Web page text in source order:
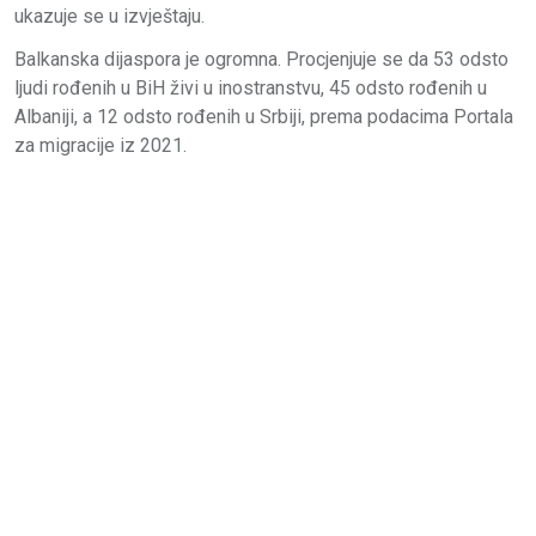
ukazuje se u izvještaju.
Balkanska dijaspora je ogromna. Procjenjuje se da 53 odsto
ljudi rođenih u BiH živi u inostranstvu, 45 odsto rođenih u
Albaniji, a 12 odsto rođenih u Srbiji, prema podacima Portala
za migracije iz 2021.